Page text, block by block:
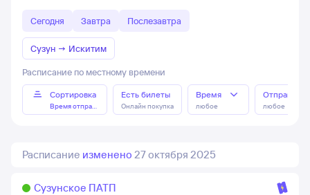
Сегодня Завтра Послезавтра
Сузун → Искитим
Расписание по местному времени
Сортировка
Время отправления
Есть билеты
Онлайн покупка
Время
любое любое
Расписание изменено 27 октября 2025
Сузунское ПАТП